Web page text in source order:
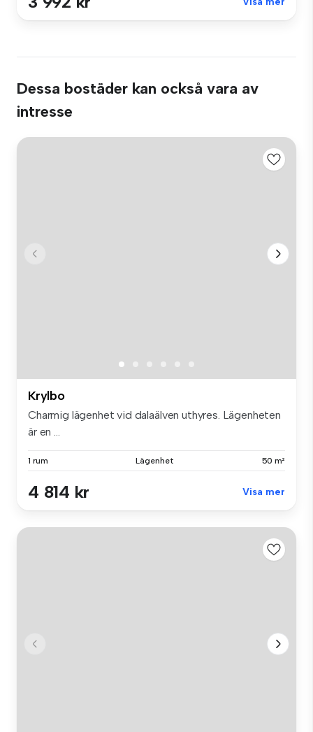
Dessa bostäder kan också vara av
intresse
Krylbo
Charmig lägenhet vid dalaälven uthyres. Lägenheten
är en ...
1 rum Lägenhet 50 m²
4 814 kr Visa mer